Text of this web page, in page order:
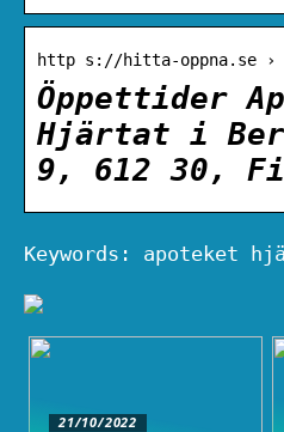
http s://hitta-oppna.se ›
Öppettider
Hjärtat i
9, 612 30,
Keywords: apoteket
21/10/2022